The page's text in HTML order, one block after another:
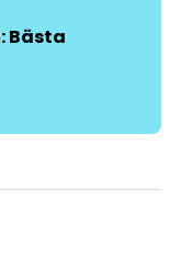
Bästa